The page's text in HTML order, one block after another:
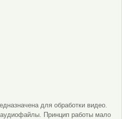
для обработки видео.
Принцип работы мало